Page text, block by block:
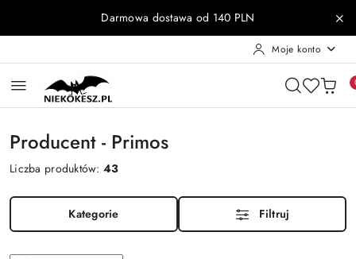
Przejdź do treści głównej
Przejdź do wyszukiwarki
Przejdź do moje konto
Przejdź do menu głównego
Przejdź do stopkiDarmowa dostawa od 140 PLN
Moje konto
Producent - Primos
Liczba produktów:43
Kategorie Filtruj